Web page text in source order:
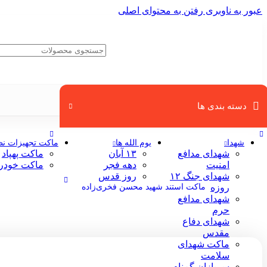
عبور به ناوبری رفتن به محتوای اصلی
دسته بندی ها
شهدا
شهدای مدافع
امنیت
شهدای جنگ ۱۲
روزه
شهدای مدافع
حرم
شهدای دفاع
مقدس
ماکت شهدای
سلامت
یوم الله ها
۱۳ آبان
دهه فجر
روز قدس
ماکت تجهیزات
ماکت پهپاد
ماکت
ماکت استند شهید محسن فخری‌زاده